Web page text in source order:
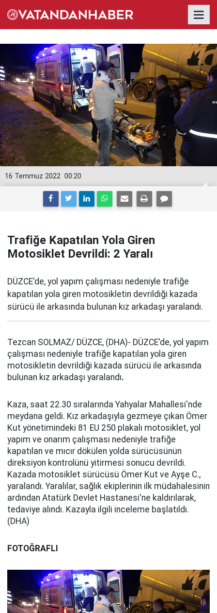
00:20
16 Temmuz 2022
Trafiğe Kapatılan Yola Giren
Motosiklet Devrildi: 2 Yaralı
DÜZCE'de, yol yapım çalışması nedeniyle trafiğe
kapatılan yola giren motosikletin devrildiği kazada
sürücü ile arkasında bulunan kız arkadaşı yaralandı.
Tezcan SOLMAZ/ DÜZCE, (DHA)- DÜZCE'de, yol yapım
çalışması nedeniyle trafiğe kapatılan yola giren
motosikletin devrildiği kazada sürücü ile arkasında
bulunan kız arkadaşı yaralandı.
Kaza, saat 22.30 sıralarında Yahyalar Mahallesi'nde
meydana geldi. Kız arkadaşıyla gezmeye çıkan Ömer
Kut yönetimindeki 81 EU 250 plakalı motosiklet, yol
yapım ve onarım çalışması nedeniyle trafiğe
kapatılan ve mıcır dökülen yolda sürücüsünün
direksiyon kontrolünü yitirmesi sonucu devrildi.
Kazada motosiklet sürücüsü Ömer Kut ve Ayşe C.,
yaralandı. Yaralılar, sağlık ekiplerinin ilk müdahalesinin
ardından Atatürk Devlet Hastanesi'ne kaldırılarak,
tedaviye alındı. Kazayla ilgili inceleme başlatıldı.
(DHA)
FOTOĞRAFLI